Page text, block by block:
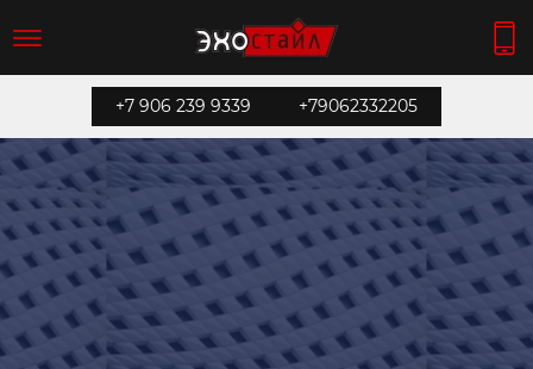
+7 906 239 9339 +79062332205